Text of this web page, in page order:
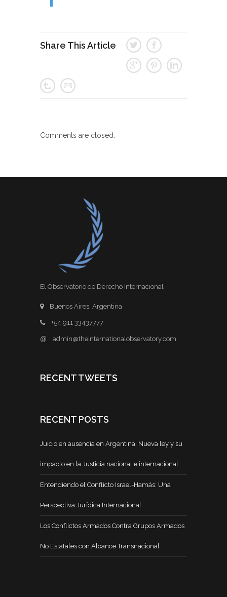
Share This Article
Comments are closed.
El Observatorio de Derecho Internacional
Buenos Aires, Argentina
+54 911 33437777
@ admin@theinternationalobservatory.com
RECENT TWEETS
RECENT POSTS
Juicio en ausencia en Argentina: Nueva ley y su
impacto en la Justicia nacional e internacional
Entendiendo el Conflicto Israel-Hamás: Una
Perspectiva Jurídica Internacional
Los Conflictos Armados Contra Grupos Armados
No Estatales con Alcance Transnacional